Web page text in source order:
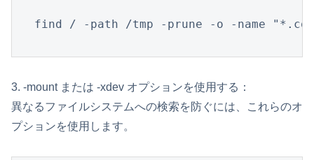
find / -path /tmp -prune -o -name
3. -mount または -xdev オプションを使用する：
異なるファイルシステムへの検索を防ぐには、これらのオ
プションを使用します。